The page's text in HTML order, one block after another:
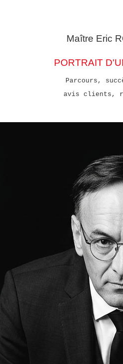
Maître Eric
PORTRAIT
Parcours,
avis clients,